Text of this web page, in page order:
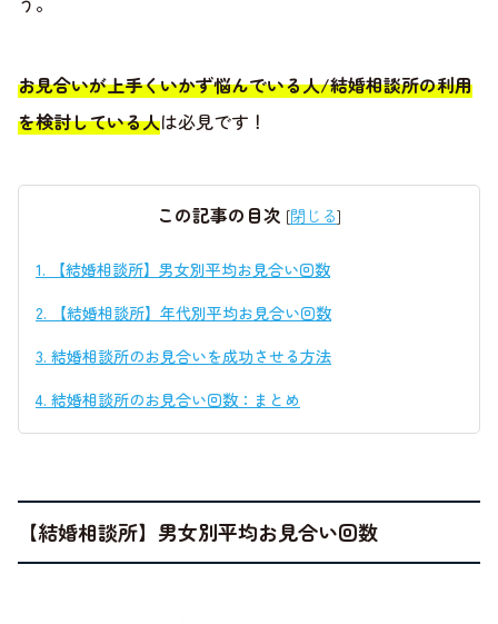
お見合いが上手くいかず悩んでいる人/結婚相談所の利用
を検討している人は必見です！
この記事の目次 [閉じる]
1. 【結婚相談所】男女別平均お見合い回数
2. 【結婚相談所】年代別平均お見合い回数
3. 結婚相談所のお見合いを成功させる方法
4. 結婚相談所のお見合い回数：まとめ
【結婚相談所】男女別平均お見合い回数